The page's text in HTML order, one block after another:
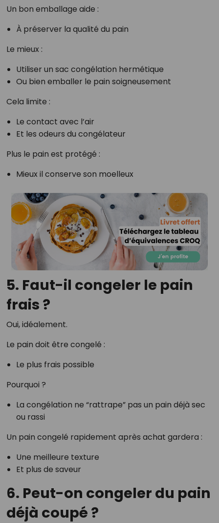
Un bon emballage aide :
À préserver la qualité du pain
Le mieux :
Utiliser un sac congélation hermétique
Ou bien emballer le pain soigneusement
Cela limite :
Le contact avec l’air
Et les odeurs du congélateur
Plus le pain est protégé :
Mieux il conserve son moelleux
5. Faut-il congeler le pain
frais ?
Oui, idéalement.
Le pain doit être congelé :
Le plus frais possible
Pourquoi ?
La congélation ne “rattrape” pas un pain déjà sec
ou rassi
Un pain congelé rapidement après achat gardera :
Une meilleure texture
Et plus de saveur
6. Peut-on congeler du pain
déjà coupé ?